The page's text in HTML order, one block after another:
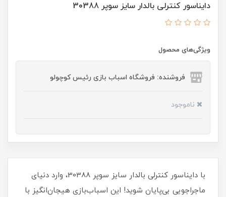
دایناسور کنترلی بالدار سایز سوپر 30388
ویژگی‌های محصول
فروشنده: فروشگاه اسباب بازی رئیس کوچولو
ناموجود
با دایناسور کنترلی بالدار سایز سوپر 30388، وارد دنیای
ماجراجویی بی‌پایان شوید! این اسباب‌بازی هیجان‌انگیز با